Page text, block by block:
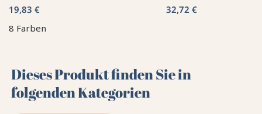
19,83 €
8 Farben
32,72 €
Dieses Produkt finden Sie in
folgenden Kategorien